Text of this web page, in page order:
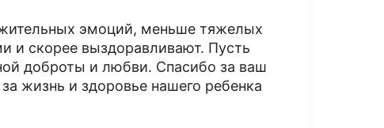
эмоций, меньше тяжелых
и скорее выздоравливают. Пусть
доброты и любви. Спасибо за ваш
жизнь и здоровье нашего ребенка